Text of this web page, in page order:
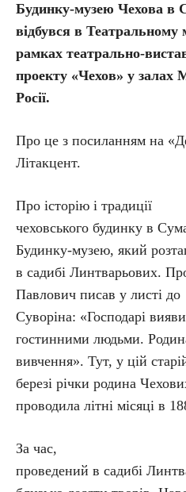
Будинку-музею Чехова в
відбувся в Театральному
рамках театрально-
проекту «Чехов» у залах
Росії.
Про це з посиланням на
Літакцент.
Про історію і традиції
чеховського будинку в
Будинку-музею, який
в садибі Линтварьових.
Павлович писав у листі до
Суворіна: «Господарі
гостинними людьми.
вивчення». Тут, у цій
березі річки родина
проводила літні місяці в
За час,
проведений в садибі